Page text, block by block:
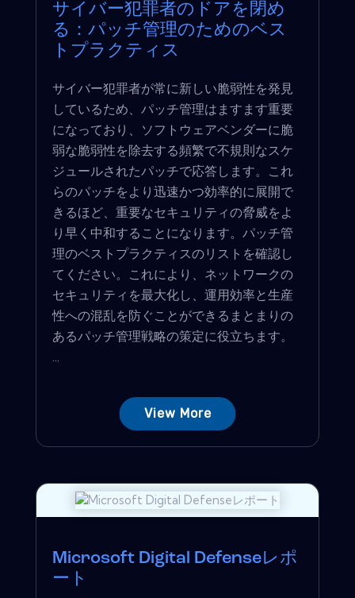
サイバー犯罪者のドアを閉め
る：パッチ管理のためのベス
トプラクティス
サイバー犯罪者が常に新しい脆弱性を発見
しているため、パッチ管理はますます重要
になっており、ソフトウェアベンダーに脆
弱な脆弱性を除去する頻繁で不規則なスケ
ジュールされたパッチで応答します。これ
らのパッチをより迅速かつ効率的に展開で
きるほど、重要なセキュリティの脅威をよ
り早く中和することになります。パッチ管
理のベストプラクティスのリストを確認し
てください。これにより、ネットワークの
セキュリティを最大化し、運用効率と生産
性への混乱を防ぐことができるまとまりの
あるパッチ管理戦略の策定に役立ちます。
...
View More
Microsoft Digital Defenseレポ
ート